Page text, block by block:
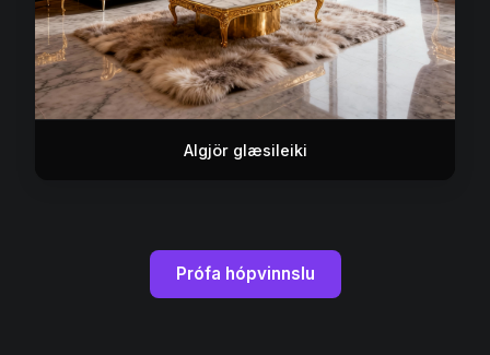
Algjör glæsileiki
Prófa hópvinnslu